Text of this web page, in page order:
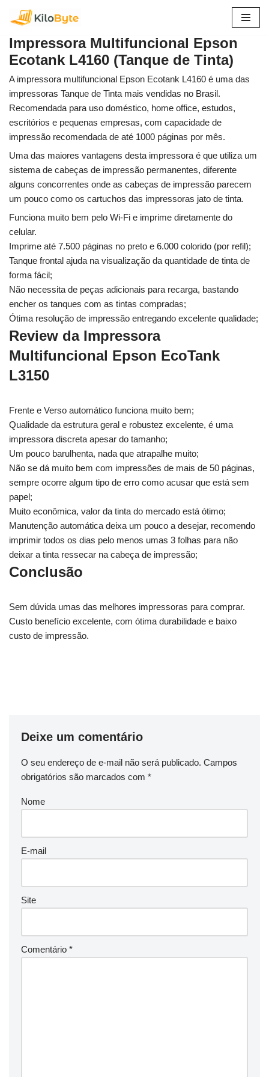
para
o
conteúdo
Impressora Multifuncional Epson
Ecotank L4160 (Tanque de Tinta)
A impressora multifuncional Epson Ecotank L4160 é uma das
impressoras Tanque de Tinta mais vendidas no Brasil.
Recomendada para uso doméstico, home office, estudos,
escritórios e pequenas empresas, com capacidade de
impressão recomendada de até 1000 páginas por mês.
Uma das maiores vantagens desta impressora é que utiliza um
sistema de cabeças de impressão permanentes, diferente
alguns concorrentes onde as cabeças de impressão parecem
um pouco como os cartuchos das impressoras jato de tinta.
Funciona muito bem pelo Wi-Fi e imprime diretamente do
celular.
Imprime até 7.500 páginas no preto e 6.000 colorido (por refil);
Tanque frontal ajuda na visualização da quantidade de tinta de
forma fácil;
Não necessita de peças adicionais para recarga, bastando
encher os tanques com as tintas compradas;
Ótima resolução de impressão entregando excelente qualidade;
Review da Impressora
Multifuncional Epson EcoTank
L3150
Frente e Verso automático funciona muito bem;
Qualidade da estrutura geral e robustez excelente, é uma
impressora discreta apesar do tamanho;
Um pouco barulhenta, nada que atrapalhe muito;
Não se dá muito bem com impressões de mais de 50 páginas,
sempre ocorre algum tipo de erro como acusar que está sem
papel;
Muito econômica, valor da tinta do mercado está ótimo;
Manutenção automática deixa um pouco a desejar, recomendo
imprimir todos os dias pelo menos umas 3 folhas para não
deixar a tinta ressecar na cabeça de impressão;
Conclusão
Sem dúvida umas das melhores impressoras para comprar.
Custo benefício excelente, com ótima durabilidade e baixo
custo de impressão.
Deixe um comentário
O seu endereço de e-mail não será publicado. Campos
obrigatórios são marcados com *
Nome
E-mail
Site
Comentário *